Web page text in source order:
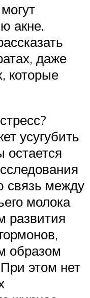
акне.
даже
которые
усугубить
остается
связь между
молока
развития
образом
этом нет